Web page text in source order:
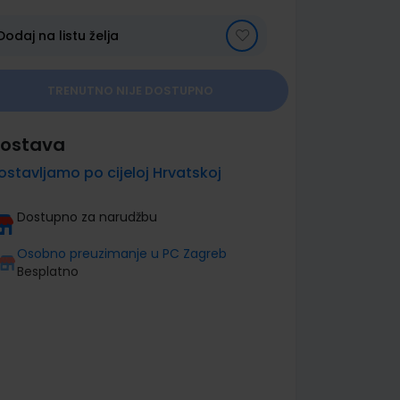
na listu želja
po cijeloj Hrvatskoj
Dostupno za narudžbu
Osobno preuzimanje u PC Zagreb
Besplatno